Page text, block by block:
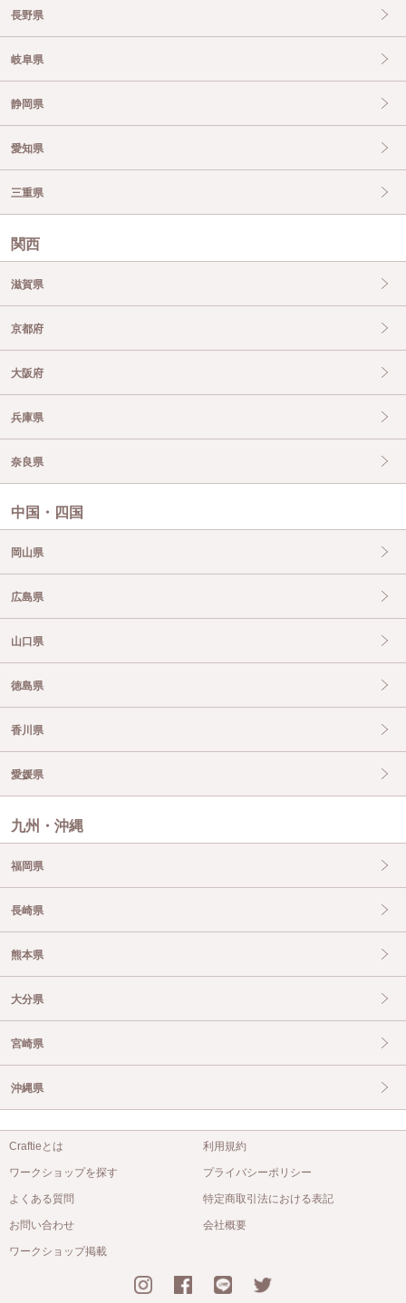
長野県
岐阜県
静岡県
愛知県
三重県
関西
滋賀県
京都府
大阪府
兵庫県
奈良県
中国・四国
岡山県
広島県
山口県
徳島県
香川県
愛媛県
九州・沖縄
福岡県
長崎県
熊本県
大分県
宮崎県
沖縄県
Craftieとは
ワークショップを探す
よくある質問
お問い合わせ
ワークショップ掲載
利用規約
プライバシーポリシー
特定商取引法における表記
会社概要